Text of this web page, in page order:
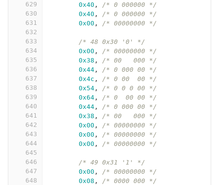
629
630
631
632
633
634
635
636
637
638
639
640
641
642
643
644
645
646
647
648
0x40 ,
/* 0 000000 */
0x40 ,
/* 0 000000 */
0x00 , /* 00000000 */
/* 48 0x30 '0' */
0x00 ,
/* 00000000 */
0x38 ,
/* 00   000 */
0x44 ,
/* 0 000 00 */
0x4c ,
/* 0 00  00 */
0x54 ,
/* 0 0 0 00 */
0x64 ,
/* 0  00 00 */
0x44 ,
/* 0 000 00 */
0x38 ,
/* 00   000 */
0x00 ,
/* 00000000 */
0x00 ,
/* 00000000 */
0x00 , /* 00000000 */
/* 49 0x31 '1' */
0x00 ,
/* 00000000 */
0x08 ,
/* 0000 000 */